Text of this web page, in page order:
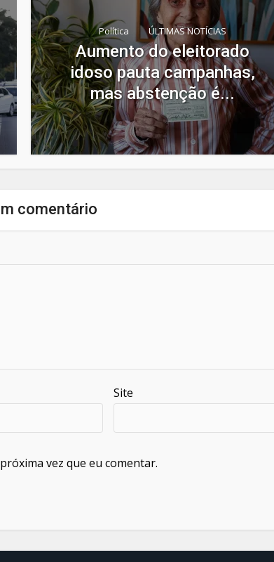
Política ÚLTIMAS NOTÍCIAS
Aumento do eleitorado
idoso pauta campanhas,
mas abstenção é...
comentário
Site
vez que eu comentar.